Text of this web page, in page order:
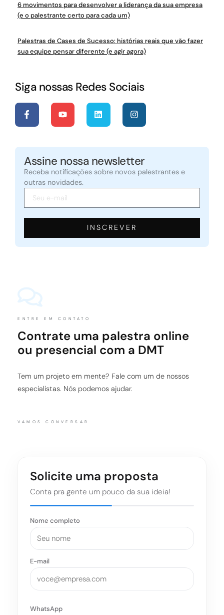
6 movimentos para desenvolver a liderança da sua empresa
(e o palestrante certo para cada um)
Palestras de Cases de Sucesso: histórias reais que vão fazer
sua equipe pensar diferente (e agir agora)
Siga nossas Redes Sociais
Assine nossa newsletter
Receba notificações sobre novos palestrantes e
outras novidades.
INSCREVER
ENTRE EM CONTATO
Contrate uma palestra online
ou presencial com a DMT
Tem um projeto em mente? Fale com um de nossos
especialistas. Nós podemos ajudar.
VAMOS CONVERSAR
Solicite uma proposta
Conta pra gente um pouco da sua ideia!
Nome completo
E-mail
WhatsApp